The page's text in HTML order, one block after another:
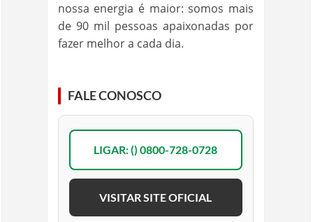
nossa energia é maior: somos mais
de 90 mil pessoas apaixonadas por
fazer melhor a cada dia.
FALE CONOSCO
LIGAR: () 0800-728-0728
VISITAR SITE OFICIAL